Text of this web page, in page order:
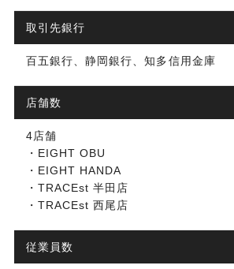
取引先銀行
百五銀行、静岡銀行、知多信用金庫
店舗数
4店舗
・EIGHT OBU
・EIGHT HANDA
・TRACEst 半田店
・TRACEst 西尾店
従業員数